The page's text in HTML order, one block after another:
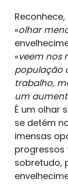
«olhar
«veem nos
população
trabalho,
um
É um olhar
se detém
imensas
progressos
sobretudo,